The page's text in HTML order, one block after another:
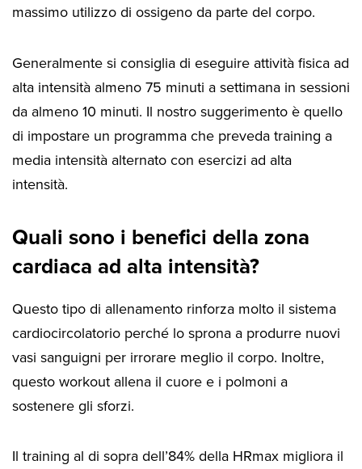
massimo utilizzo di ossigeno da parte del corpo.
Generalmente si consiglia di eseguire attività fisica ad
alta intensità almeno 75 minuti a settimana in sessioni
da almeno 10 minuti. Il nostro suggerimento è quello
di impostare un programma che preveda training a
media intensità alternato con esercizi ad alta
intensità.
Quali sono i benefici della zona
cardiaca ad alta intensità?
Questo tipo di allenamento rinforza molto il sistema
cardiocircolatorio perché lo sprona a produrre nuovi
vasi sanguigni per irrorare meglio il corpo. Inoltre,
questo workout allena il cuore e i polmoni a
sostenere gli sforzi.
Il training al di sopra dell’84% della HRmax migliora il